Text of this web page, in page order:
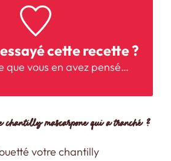
cette recette ?
que vous en avez pensé…
chantilly mascarpone qui a tranché ?
votre chantilly